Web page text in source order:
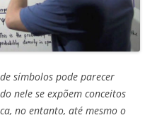
símbolos pode parecer
nele se expõem conceitos
no entanto, até mesmo o